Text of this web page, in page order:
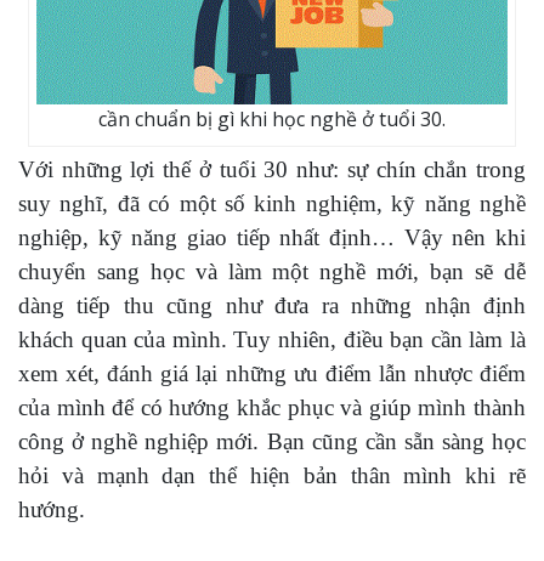
cần chuẩn bị gì khi học nghề ở tuổi 30.
Với những lợi thế ở tuổi 30 như: sự chín chắn trong
suy nghĩ, đã có một số kinh nghiệm, kỹ năng nghề
nghiệp, kỹ năng giao tiếp nhất định… Vậy nên khi
chuyển sang học và làm một nghề mới, bạn sẽ dễ
dàng tiếp thu cũng như đưa ra những nhận định
khách quan của mình. Tuy nhiên, điều bạn cần làm là
xem xét, đánh giá lại những ưu điểm lẫn nhược điểm
của mình để có hướng khắc phục và giúp mình thành
công ở nghề nghiệp mới. Bạn cũng cần sẵn sàng học
hỏi và mạnh dạn thể hiện bản thân mình khi rẽ
hướng.